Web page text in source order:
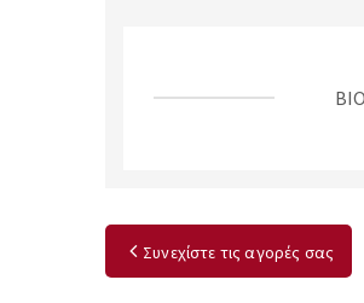
Συνεχίστε τις αγορές σας